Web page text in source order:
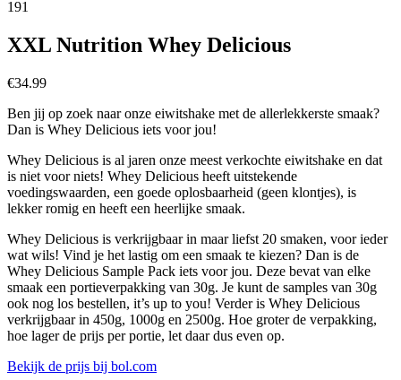
191
XXL Nutrition Whey Delicious
€34.99
Ben jij op zoek naar onze eiwitshake met de allerlekkerste smaak?
Dan is Whey Delicious iets voor jou!
Whey Delicious is al jaren onze meest verkochte eiwitshake en dat
is niet voor niets! Whey Delicious heeft uitstekende
voedingswaarden, een goede oplosbaarheid (geen klontjes), is
lekker romig en heeft een heerlijke smaak.
Whey Delicious is verkrijgbaar in maar liefst 20 smaken, voor ieder
wat wils! Vind je het lastig om een smaak te kiezen? Dan is de
Whey Delicious Sample Pack iets voor jou. Deze bevat van elke
smaak een portieverpakking van 30g. Je kunt de samples van 30g
ook nog los bestellen, it’s up to you! Verder is Whey Delicious
verkrijgbaar in 450g, 1000g en 2500g. Hoe groter de verpakking,
hoe lager de prijs per portie, let daar dus even op.
Bekijk de prijs bij bol.com